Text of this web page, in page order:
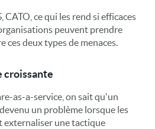
CATO, ce qui les rend si efficaces
peuvent prendre
ces deux types de menaces.
croissante
as-a-service, on sait qu'un
un problème lorsque les
externaliser une tactique